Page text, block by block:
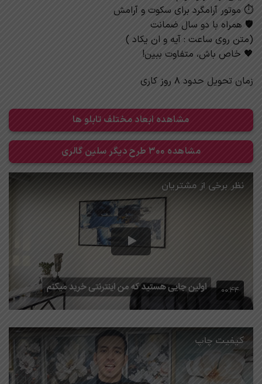
⏱ موتور آرامگرد برای سکوت و آرامش
🛡 همراه با دو سال ضمانت
‌(متن روی ساعت : آیه و ان یکاد )
🖤 خاص باش، متفاوت ببین!
زمان تحویل حدود 8 روز کاری
مشاهده ابعاد مختلف تابلو ها
مشاهده 300 طرح دیگر سلین گالری